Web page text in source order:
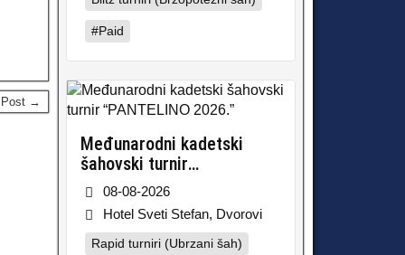
→
#Paid
Međunarodni kadetski
šahovski turnir
“PANTELINO 2026.”
08-08-2026
Hotel Sveti Stefan, Dvorovi
Rapid turniri (Ubrzani šah)